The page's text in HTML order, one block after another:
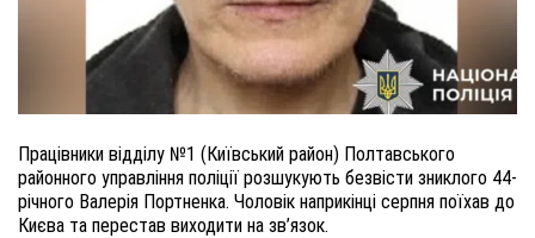
Працівники відділу №1 (Київський район) Полтавського
районного управління поліції розшукують безвісти зниклого 44-
річного Валерія Портненка. Чоловік наприкінці серпня поїхав до
Києва та перестав виходити на зв’язок.